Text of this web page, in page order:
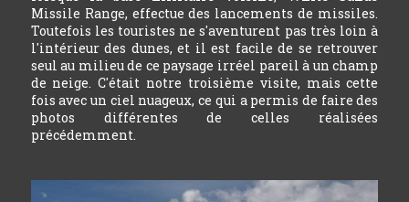
Missile Range, effectue des lancements de missiles.
Toutefois les touristes ne s'aventurent pas très loin à
l'intérieur des dunes, et il est facile de se retrouver
seul au milieu de ce paysage irréel pareil à un champ
de neige. C'était notre troisième visite, mais cette
fois avec un ciel nuageux, ce qui a permis de faire des
photos différentes de celles réalisées
précédemment.